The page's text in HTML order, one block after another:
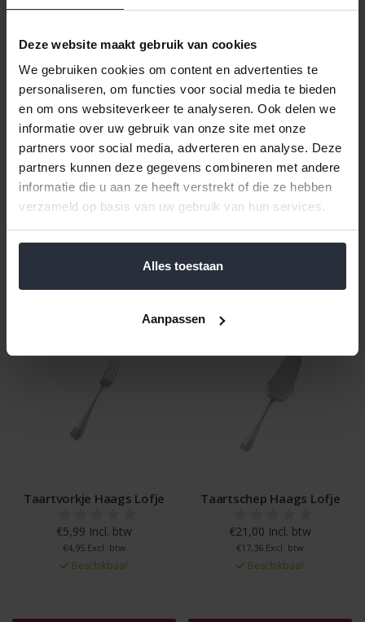
Deze website maakt gebruik van cookies
We gebruiken cookies om content en advertenties te
personaliseren, om functies voor social media te bieden
en om ons websiteverkeer te analyseren. Ook delen we
informatie over uw gebruik van onze site met onze
partners voor social media, adverteren en analyse. Deze
partners kunnen deze gegevens combineren met andere
informatie die u aan ze heeft verstrekt of die ze hebben
verzameld op basis van uw gebruik van hun services.
Alles toestaan
Aanpassen
Klik hier voor de volledige collectie van Haags Lofje.
6 taartvorkjes Haags Lofje, Van Kempen en Begeer
Vervaardigd uit 18/10 Chroom-Nikkelstaal
Vaatwasmachine bestendig
Reviews
Help ons en andere klanten door het schrijven van een review
Gerelateerde en alternatieve producten
Taartvorkje Haags Lofje
€5,99 Incl. btw
€4,95 Excl. btw
Beschikbaar
Taartschep Haags Lofje
€21,00 Incl. btw
€17,36 Excl. btw
Beschikbaar